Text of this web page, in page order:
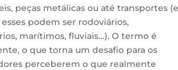
peças metálicas ou até transportes (e
podem ser rodoviários,
marítimos, fluviais…). O termo é
o que torna um desafio para os
perceberem o que realmente